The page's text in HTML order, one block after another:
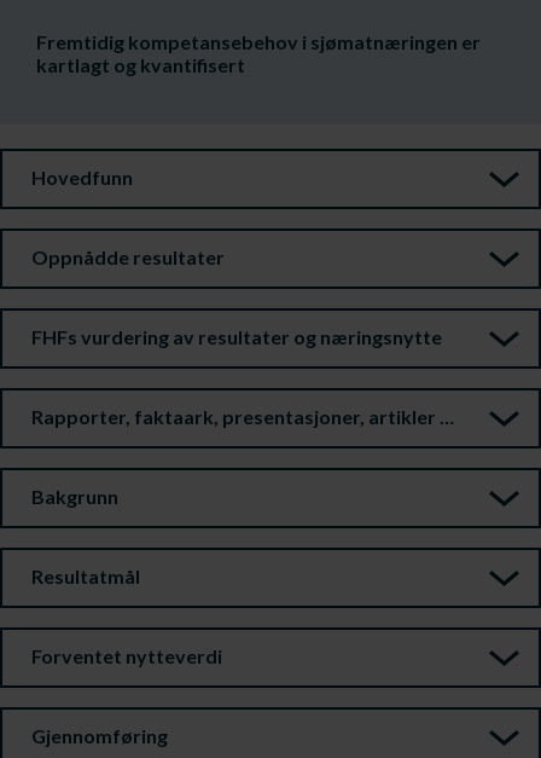
Fremtidig kompetansebehov i sjømatnæringen er
kartlagt og kvantifisert
Hovedfunn
Oppnådde resultater
FHFs vurdering av resultater og næringsnytte
Rapporter, faktaark, presentasjoner, artikler m.m.
Bakgrunn
Resultatmål
Forventet nytteverdi
Gjennomføring